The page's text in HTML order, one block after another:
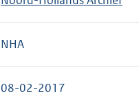
NHA
08-02-2017